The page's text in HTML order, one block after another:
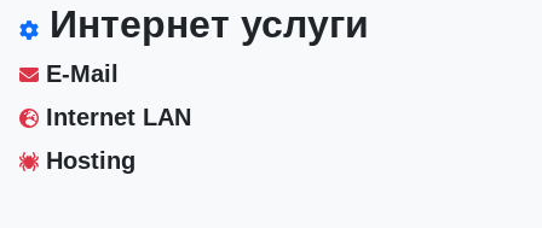
Интернет услуги
E-Mail
Internet LAN
Hosting